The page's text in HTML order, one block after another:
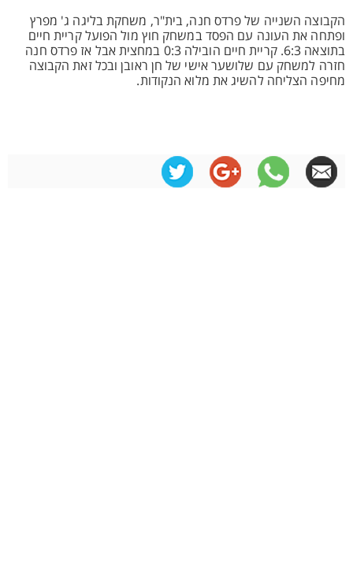
הקבוצה השנייה של פרדס חנה, בית"ר, משחקת בליגה ג' מפרץ
ופתחה את העונה עם הפסד במשחק חוץ מול הפועל קריית חיים
בתוצאה 6:3. קריית חיים הובילה 0:3 במחצית אבל אז פרדס חנה
חזרה למשחק עם שלושער אישי של חן ראובן ובכל זאת הקבוצה
מחיפה הצליחה להשיג את מלוא הנקודות.